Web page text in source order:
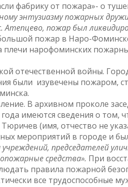
фабрику от пожара»- о
энтузиазму пожарных
Атепцево, пожар был
пожар в Наро-Фоминске
плечи нарофоминских
отечественной войны.
были изувечены пожаром,
В архивном проколе
имеются сведения о том,
(имя, отчество не
мероприятий в городе и
председателей
средства». При
правила пожарной
все трудоспособные